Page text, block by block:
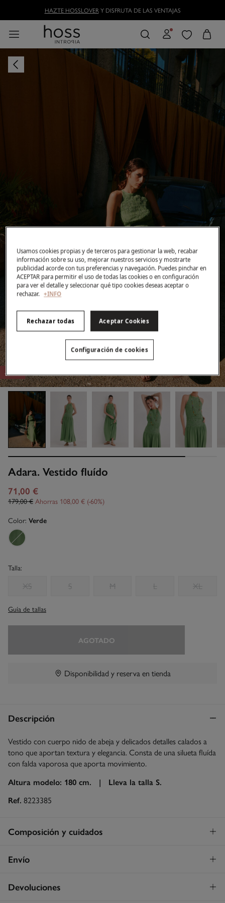
HAZTE HOSSLOVERY DISFRUTA DE LAS VENTAJAS
-60%
Adara. Vestido fluído
71,00 €
179,00 € Ahorras 108,00 € 60
Color: Verde
Talla:
XS S M L XL
Guía de tallas
AGOTADO
Disponibilidad y reserva en tienda
Descripción
Vestido con cuerpo nido de abeja y delicados detalles calados a
tono que aportan textura y elegancia. Consta de una silueta fluída
con falda vaporosa que aporta movimiento.
Altura modelo: 180 cm. | Lleva la talla S.
Ref. 8223385
Composición y cuidados
Composición
Cuidados
Envío
Envío a tienda
¡GRATIS!
Devoluciones
Usamos cookies propias y de terceros para gestionar la web, recabar
información sobre su uso, mejorar nuestros servicios y mostrarte
publicidad acorde con tus preferencias y navegación. Puedes pinchar en
ACEPTAR para permitir el uso de todas las cookies o en configuración
para ver el detalle y seleccionar qué tipo cookies deseas aceptar o
rechazar. +INFO
Rechazar todas Aceptar Cookies
Configuración de cookies